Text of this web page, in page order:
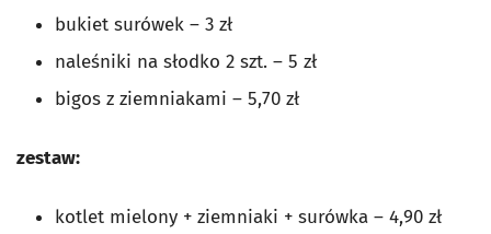
bukiet surówek – 3 zł
naleśniki na słodko 2 szt. – 5 zł
bigos z ziemniakami – 5,70 zł
zestaw:
kotlet mielony + ziemniaki + surówka – 4,90 zł